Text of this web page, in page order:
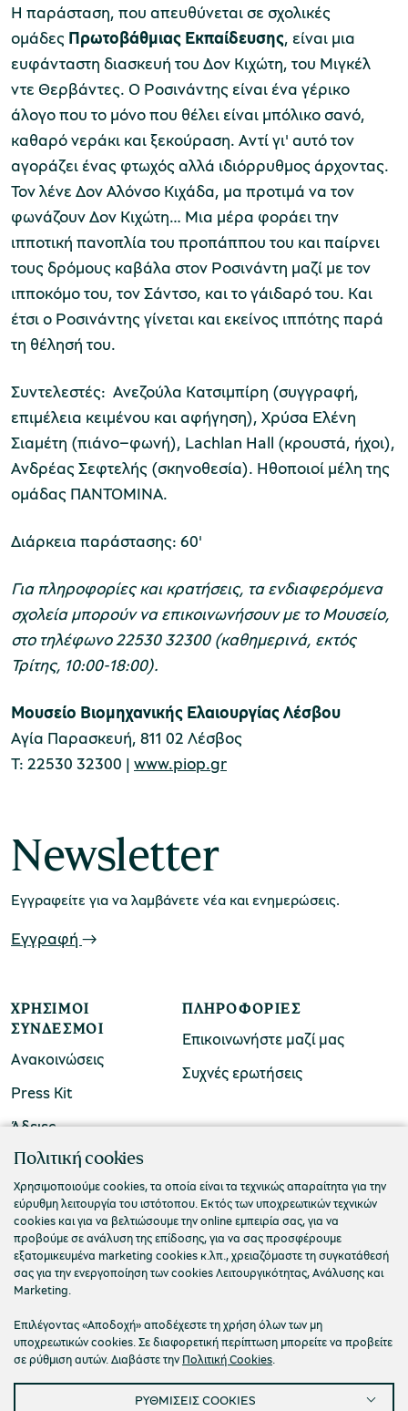
Μουσείο Μαστίχας Χίου
Μουσείο Αργυροτεχνίας
ομάδες
προγράμματα
εισιτήρια
εισιτηρίων
Η παράσταση, που απευθύνεται σε σχολικές
ομάδες Πρωτοβάθμιας Εκπαίδευσης, είναι μια
ευφάνταστη διασκευή του Δον Κιχώτη, του Μιγκέλ
ντε Θερβάντες. Ο Ροσινάντης είναι ένα γέρικο
άλογο που το μόνο που θέλει είναι μπόλικο σανό,
καθαρό νεράκι και ξεκούραση. Αντί γι' αυτό τον
αγοράζει ένας φτωχός αλλά ιδιόρρυθμος άρχοντας.
Τον λένε Δον Αλόνσο Κιχάδα, μα προτιμά να τον
φωνάζουν Δον Κιχώτη… Μια μέρα φοράει την
ιπποτική πανοπλία του προπάππου του και παίρνει
τους δρόμους καβάλα στον Ροσινάντη μαζί με τον
ιπποκόμο του, τον Σάντσο, και το γάιδαρό του. Και
έτσι ο Ροσινάντης γίνεται και εκείνος ιππότης παρά
τη θέλησή του.
Συντελεστές: Ανεζούλα Κατσιμπίρη (συγγραφή,
επιμέλεια κειμένου και αφήγηση), Χρύσα Ελένη
Σιαμέτη (πιάνο–φωνή), Lachlan Hall (κρουστά, ήχοι),
Ανδρέας Σεφτελής (σκηνοθεσία). Ηθοποιοί μέλη της
ομάδας ΠΑΝΤΟΜΙΝΑ.
Διάρκεια παράστασης: 60'
Για πληροφορίες και κρατήσεις, τα ενδιαφερόμενα
σχολεία μπορούν να επικοινωνήσουν με το Μουσείο,
στο τηλέφωνο 22530 32300 (καθημερινά, εκτός
Τρίτης, 10:00-18:00).
Μουσείο Βιομηχανικής Ελαιουργίας Λέσβου
Αγία Παρασκευή, 811 02 Λέσβος
Τ: 22530 32300 | www.piop.gr
Newsletter
Εγγραφείτε για να λαμβάνετε νέα και ενημερώσεις.
Εγγραφή
ΧΡΉΣΙΜΟΙ
ΣΎΝΔΕΣΜΟΙ
Ανακοινώσεις
Press Kit
Άδειες
ΠΛΗΡΟΦΟΡΊΕΣ
Επικοινωνήστε μαζί μας
Συχνές ερωτήσεις
ΠΟΛΙΤΙΣΤΙΚΟ ΙΔΡΥΜΑ ΟΜΙΛΟΥ ΠΕΙΡΑΙΩΣ
Τ. 210 3256922
Ε. info@piop.gr
ΣΥΝΔΕΘΕΙΤΕ ΜΑΖΙ ΜΑΣ
Πολιτική cookies
Χρησιμοποιούμε cookies, τα οποία είναι τα τεχνικώς απαραίτητα για την
εύρυθμη λειτουργία του ιστότοπου. Εκτός των υποχρεωτικών τεχνικών
cookies και για να βελτιώσουμε την online εμπειρία σας, για να
προβούμε σε ανάλυση της επίδοσης, για να σας προσφέρουμε
εξατομικευμένα marketing cookies κ.λπ., χρειαζόμαστε τη συγκατάθεσή
σας για την ενεργοποίηση των cookies Λειτουργικότητας, Ανάλυσης και
Marketing.
Επιλέγοντας «Αποδοχή» αποδέχεστε τη χρήση όλων των μη
υποχρεωτικών cookies. Σε διαφορετική περίπτωση μπορείτε να προβείτε
σε ρύθμιση αυτών. Διαβάστε την Πολιτική Cookies.
ΡΥΘΜΙΣΕΙΣ COOKIES